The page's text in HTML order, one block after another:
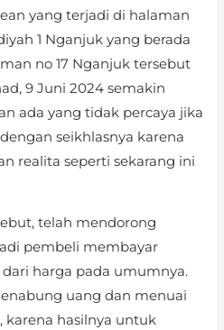
yang terjadi di halaman
1 Nganjuk yang berada
no 17 Nganjuk tersebut
9 Juni 2024 semakin
ada yang tidak percaya jika
seikhlasnya karena
realita seperti sekarang ini
telah mendorong
pembeli membayar
harga pada umumnya.
uang dan menuai
karena hasilnya untuk